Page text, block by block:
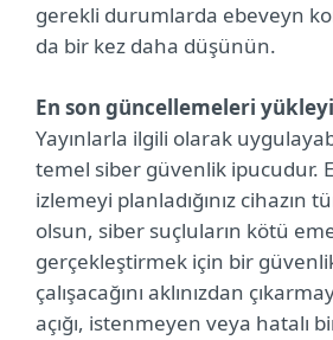
gerekli durumlarda ebeveyn
da bir kez daha düşünün.
En son güncellemeleri
Yayınlarla ilgili olarak
temel siber güvenlik ipucudur.
izlemeyi planladığınız cihazın
olsun, siber suçluların kötü
gerçekleştirmek için bir
çalışacağını aklınızdan
açığı, istenmeyen veya hatalı